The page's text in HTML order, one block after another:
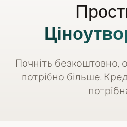
Почніть безкоштовно,
потрібно більше.